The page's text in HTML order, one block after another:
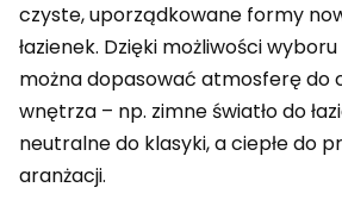
czyste, uporządkowane formy
łazienek. Dzięki możliwości
można dopasować atmosferę do
wnętrza – np. zimne światło do
neutralne do klasyki, a ciepłe do
aranżacji.